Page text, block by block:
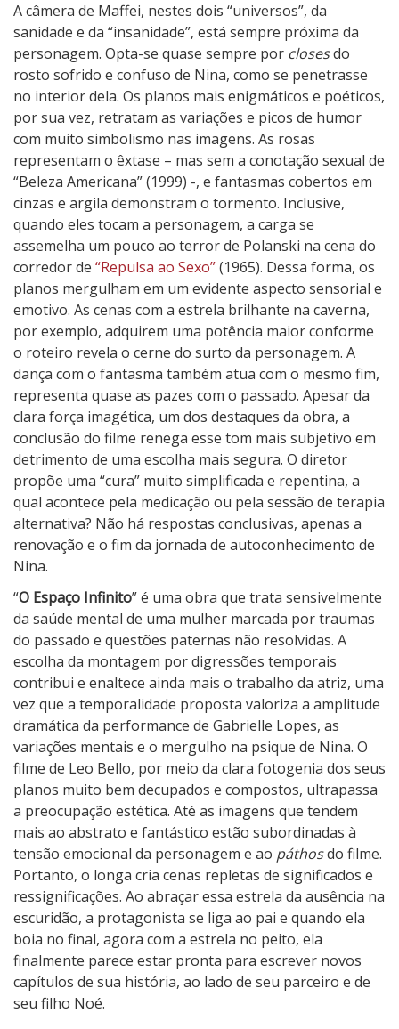
A câmera de Maffei, nestes dois “universos”, da
sanidade e da “insanidade”, está sempre próxima da
personagem. Opta-se quase sempre por closesdo
rosto sofrido e confuso de Nina, como se penetrasse
no interior dela. Os planos mais enigmáticos e poéticos,
por sua vez, retratam as variações e picos de humor
com muito simbolismo nas imagens. As rosas
representam o êxtase – mas sem a conotação sexual de
“Beleza Americana” (1999) -, e fantasmas cobertos em
cinzas e argila demonstram o tormento. Inclusive,
quando eles tocam a personagem, a carga se
assemelha um pouco ao terror de Polanski na cena do
corredor de “Repulsa ao Sexo”(1965). Dessa forma, os
planos mergulham em um evidente aspecto sensorial e
emotivo. As cenas com a estrela brilhante na caverna,
por exemplo, adquirem uma potência maior conforme
o roteiro revela o cerne do surto da personagem. A
dança com o fantasma também atua com o mesmo fim,
representa quase as pazes com o passado. Apesar da
clara força imagética, um dos destaques da obra, a
conclusão do filme renega esse tom mais subjetivo em
detrimento de uma escolha mais segura. O diretor
propõe uma “cura” muito simplificada e repentina, a
qual acontece pela medicação ou pela sessão de terapia
alternativa? Não há respostas conclusivas, apenas a
renovação e o fim da jornada de autoconhecimento de
Nina.
“O Espaço Infinito” é uma obra que trata sensivelmente
da saúde mental de uma mulher marcada por traumas
do passado e questões paternas não resolvidas. A
escolha da montagem por digressões temporais
contribui e enaltece ainda mais o trabalho da atriz, uma
vez que a temporalidade proposta valoriza a amplitude
dramática da performance de Gabrielle Lopes, as
variações mentais e o mergulho na psique de Nina. O
filme de Leo Bello, por meio da clara fotogenia dos seus
planos muito bem decupados e compostos, ultrapassa
a preocupação estética. Até as imagens que tendem
mais ao abstrato e fantástico estão subordinadas à
tensão emocional da personagem e ao páthosdo filme.
Portanto, o longa cria cenas repletas de significados e
ressignificações. Ao abraçar essa estrela da ausência na
escuridão, a protagonista se liga ao pai e quando ela
boia no final, agora com a estrela no peito, ela
finalmente parece estar pronta para escrever novos
capítulos de sua história, ao lado de seu parceiro e de
seu filho Noé.